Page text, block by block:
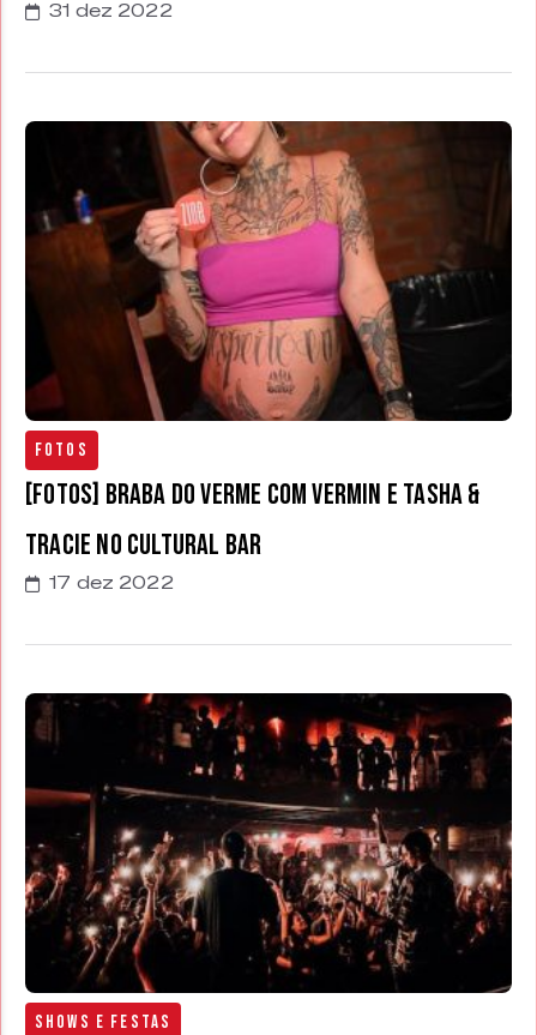
31 dez 2022
Fotos
[FOTOS] Braba do Verme com Vermin e Tasha &
Tracie no Cultural Bar
17 dez 2022
Shows e Festas